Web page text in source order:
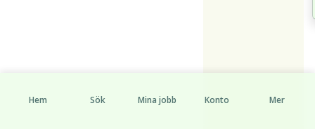
Hem Sök Mina jobb Konto Mer